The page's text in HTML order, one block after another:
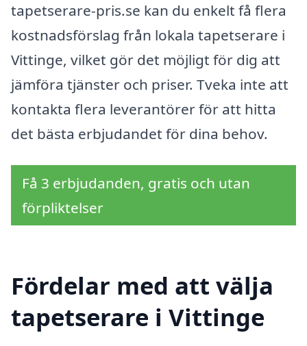
tapetserare-pris.se kan du enkelt få flera
kostnadsförslag från lokala tapetserare i
Vittinge, vilket gör det möjligt för dig att
jämföra tjänster och priser. Tveka inte att
kontakta flera leverantörer för att hitta
det bästa erbjudandet för dina behov.
Få 3 erbjudanden, gratis och utan
förpliktelser
Fördelar med att välja
tapetserare i Vittinge